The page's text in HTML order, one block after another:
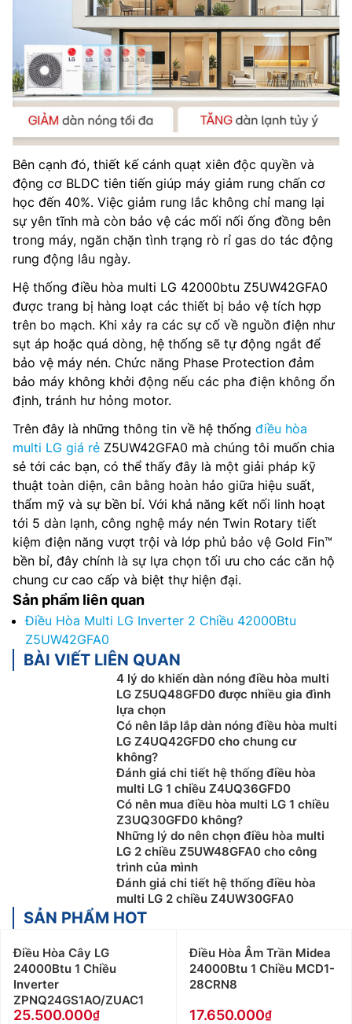
Bên cạnh đó, thiết kế cánh quạt xiên độc quyền và
động cơ BLDC tiên tiến giúp máy giảm rung chấn cơ
học đến 40%. Việc giảm rung lắc không chỉ mang lại
sự yên tĩnh mà còn bảo vệ các mối nối ống đồng bên
trong máy, ngăn chặn tình trạng rò rỉ gas do tác động
rung động lâu ngày.
Hệ thống điều hòa multi LG 42000btu Z5UW42GFA0
được trang bị hàng loạt các thiết bị bảo vệ tích hợp
trên bo mạch. Khi xảy ra các sự cố về nguồn điện như
sụt áp hoặc quá dòng, hệ thống sẽ tự động ngắt để
bảo vệ máy nén. Chức năng Phase Protection đảm
bảo máy không khởi động nếu các pha điện không ổn
định, tránh hư hỏng motor.
Trên đây là những thông tin về hệ thống điều hòa
multi LG giá rẻ Z5UW42GFA0 mà chúng tôi muốn chia
sẻ tới các bạn, có thể thấy đây là một giải pháp kỹ
thuật toàn diện, cân bằng hoàn hảo giữa hiệu suất,
thẩm mỹ và sự bền bỉ. Với khả năng kết nối linh hoạt
tới 5 dàn lạnh, công nghệ máy nén Twin Rotary tiết
kiệm điện năng vượt trội và lớp phủ bảo vệ Gold Fin™
bền bỉ, đây chính là sự lựa chọn tối ưu cho các căn hộ
chung cư cao cấp và biệt thự hiện đại.
Sản phẩm liên quan
Điều Hòa Multi LG Inverter 2 Chiều 42000Btu
Z5UW42GFA0
BÀI VIẾT LIÊN QUAN
4 lý do khiến dàn nóng điều hòa multi
LG Z5UQ48GFD0 được nhiều gia đình
lựa chọn
Có nên lắp lắp dàn nóng điều hòa multi
LG Z4UQ42GFD0 cho chung cư
không?
Đánh giá chi tiết hệ thống điều hòa
multi LG 1 chiều Z4UQ36GFD0
Có nên mua điều hòa multi LG 1 chiều
Z3UQ30GFD0 không?
Những lý do nên chọn điều hòa multi
LG 2 chiều Z5UW48GFA0 cho công
trình của mình
Đánh giá chi tiết hệ thống điều hòa
multi LG 2 chiều Z4UW30GFA0
SẢN PHẨM HOT
Điều Hòa Cây LG
24000Btu 1 Chiều
Inverter
ZPNQ24GS1AO/ZUAC1
25.500.000
Điều Hòa Âm Trần Midea
24000Btu 1 Chiều MCD1-
28CRN8
17.650.000